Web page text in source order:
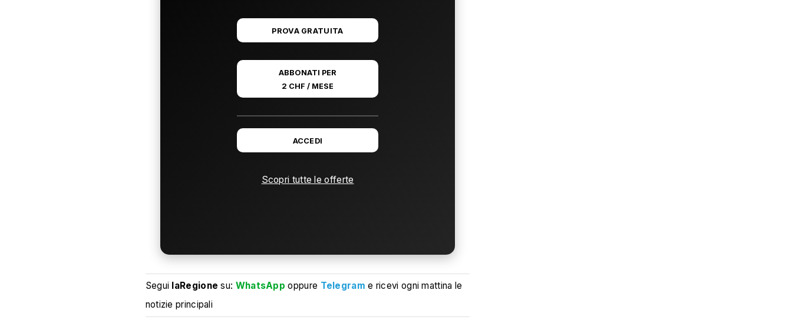
PROVA GRATUITA
ABBONATI PER
2 CHF / MESE
ACCEDI
Scopri tutte le offerte
Segui laRegione su: WhatsApp oppure Telegram e ricevi ogni mattina le
notizie principali